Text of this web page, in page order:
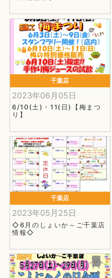
千葉店
2023年06月05日
6/10(土)・11(日)【梅まつ
り】
千葉店
2023年05月25日
◇6月のしょいか～ご千葉店
情報◇